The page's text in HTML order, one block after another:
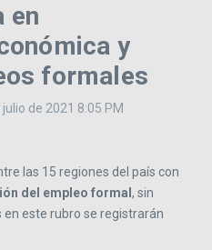
en
y
formales
de 2021 8:05 PM
las 15 regiones del país con
del empleo formal , sin
este rubro se registrarán